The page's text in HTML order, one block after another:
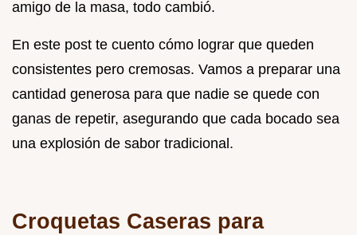
amigo de la masa, todo cambió.
En este post te cuento cómo lograr que queden
consistentes pero cremosas. Vamos a preparar una
cantidad generosa para que nadie se quede con
ganas de repetir, asegurando que cada bocado sea
una explosión de sabor tradicional.
Croquetas Caseras para